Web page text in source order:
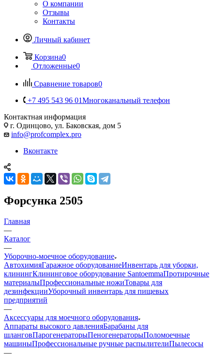
О компании
Отзывы
Контакты
Личный кабинет
Корзина0
Отложенные0
Сравнение товаров0
+7 495 543 96 01Многоканальный телефон
Контактная информация
г. Одинцово, ул. Баковская, дом 5
info@profcomplex.pro
Вконтакте
Форсунка 2505
Главная
—
Каталог
—
Уборочно-моечное оборудование
АвтохимияГаражное оборудованиеИнвентарь для уборки,
клинингКлининговое оборудование SantoemmaПротирочные
материалыПрофессиональные ножиТовары для
дезинфекцииУборочный инвентарь для пищевых
предприятий
—
Аксессуары для моечного оборудования
Аппараты высокого давленияБарабаны для
шланговПарогенераторыПеногенераторыПоломоечные
машиныПрофессиональные ручные распылителиПылесосы
—